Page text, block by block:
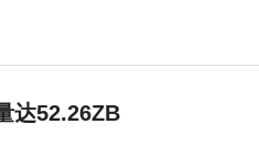
达52.26ZB